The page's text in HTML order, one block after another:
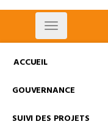
Toggle
navigation
ACCUEIL
GOUVERNANCE
SUIVI DES PROJETS
Indicateurs